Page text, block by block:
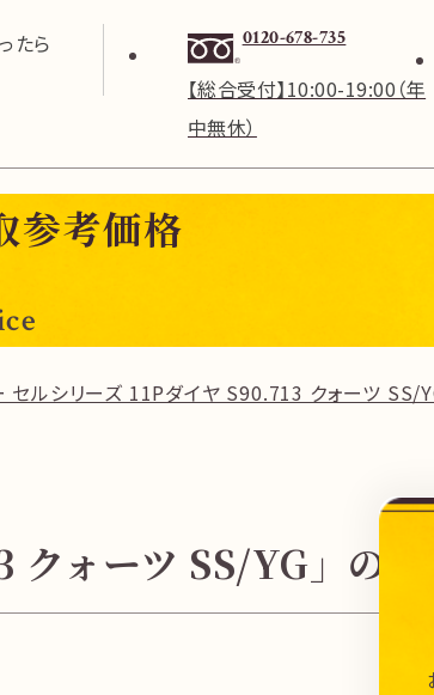
たら
0120-678-735
【総合受付】10:00-19:00（年
中無休）
参考価格
セルシリーズ 11Pダイヤ S90.713 クォーツ SS/
クォーツ SS/YG」の